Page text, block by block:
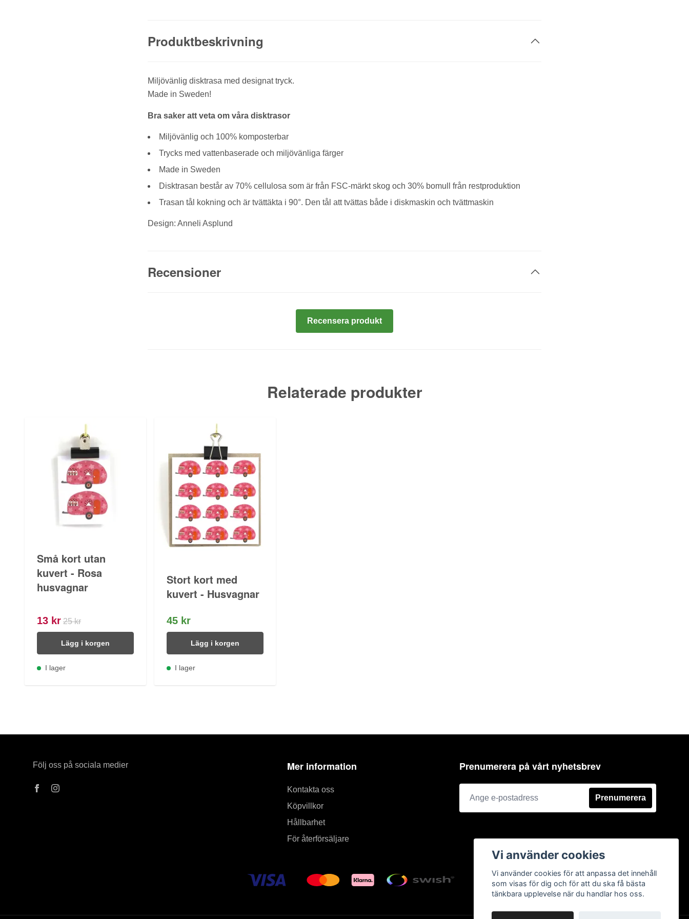
Produktbeskrivning
Miljövänlig disktrasa med designat tryck.
Made in Sweden!
Bra saker att veta om våra disktrasor
Miljövänlig och 100% komposterbar
Trycks med vattenbaserade och miljövänliga färger
Made in Sweden
Disktrasan består av 70% cellulosa som är från FSC-märkt skog och 30% bomull från restproduktion
Trasan tål kokning och är tvättäkta i 90°. Den tål att tvättas både i diskmaskin och tvättmaskin
Design: Anneli Asplund
Recensioner
Recensera produkt
Relaterade produkter
Små kort utan
kuvert - Rosa
husvagnar
13 kr 25 kr
Lägg i korgen
I lager
Stort kort med
kuvert - Husvagnar
45 kr
Lägg i korgen
I lager
Följ oss på sociala medier Mer information
Kontakta oss
Köpvillkor
Hållbarhet
För återförsäljare
Prenumerera på vårt nyhetsbrev
Prenumerera
Vi använder cookies
Vi använder cookies för att anpassa det innehåll
som visas för dig och för att du ska få bästa
tänkbara upplevelse när du handlar hos oss.